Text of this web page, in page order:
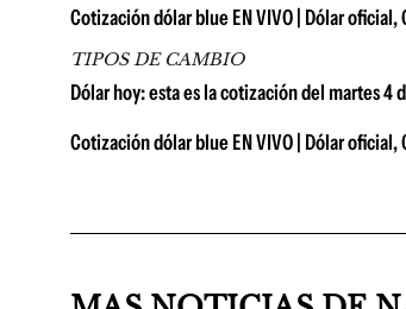
Cotización dólar blue EN VIVO | Dólar oficial,
TIPOS DE CAMBIO
Dólar hoy: esta es la cotización del martes 4
Cotización dólar blue EN VIVO | Dólar oficial,